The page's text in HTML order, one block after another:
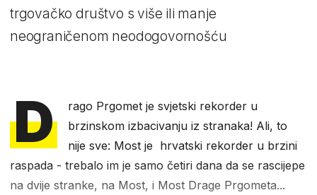
trgovačko društvo s više ili manje
neograničenom neodogovornošću
D
rago Prgomet je svjetski rekorder u
brzinskom izbacivanju iz stranaka! Ali, to
nije sve: Most je hrvatski rekorder u brzini
raspada - trebalo im je samo četiri dana da se rascijepe
na dvije stranke, na Most, i Most Drage Prgometa...